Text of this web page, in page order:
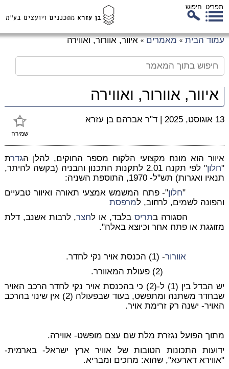
תפריט חיפוש
עמוד הבית » מאמרים » איוור, אוורור, ואווירה
איוור, אוורור, ואווירה
שמירה
13 אוגוסט, 2025 | ד"ר אברהם בן עזרא
איוור הוא מונח מקצועי הלקוח מספר החוקים, להלן הגדרת
"חלון
" לפי תקנה 2.01 לתקנות התכנון והבניה (בקשה להיתר,
תנאיו ואגרות) תש"ל- 1970, התוספת השניה:
"חלון"- פתח המשמש אמצעי תאורה ואיוור טבעיים
והפונה לשמים, לרחוב, למרפסת
הסגורה בתריס בלבד, או לחצר, לרבות אשנב, דלת
מזוגגת או פתח אחר וכיוצא באלה".
אוורור- (1) הכנסת אויר נקי לחדר.
(2) פעולת המאוורר.
יש הבדל בין (1) ל-(2) כי בהכנסת אויר נקי לחדר הרכב האויר
שבחדר משתנה ומתפשט, בעוד שבפעולה (2) אין שינוי בהרכב
האויר- ישנה רק זרימת אויר.
מתוך הפועל נגזרת מלת שם עצם מופשט- אווירה.
ידועות התכונות הטובות של אוויר ארץ ישראל- בארמית-
"אווירא דארעא", שהוא: מחכים ומבריא.